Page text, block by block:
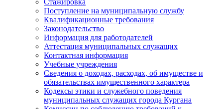
Стажировка
Поступление на муниципальную службу
Квалификационные требования
Законодательство
Информация для работодателей
Аттестация муниципальных служащих
Контактная информация
Учебные учреждения
Сведения о доходах, расходах, об имуществе и
обязательствах имущественного характера
Кодексы этики и служебного поведения
муниципальных служащих города Кургана